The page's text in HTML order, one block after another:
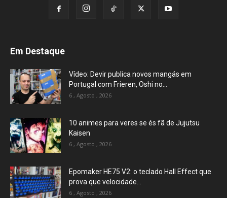
Em Destaque
Vídeo: Devir publica novos mangás em
Portugal com Frieren, Oshi no...
6 , Agosto , 2026
10 animes para veres se és fã de Jujutsu
Kaisen
6 , Agosto , 2026
Epomaker HE75 V2: o teclado Hall Effect que
prova que velocidade...
6 , Agosto , 2026